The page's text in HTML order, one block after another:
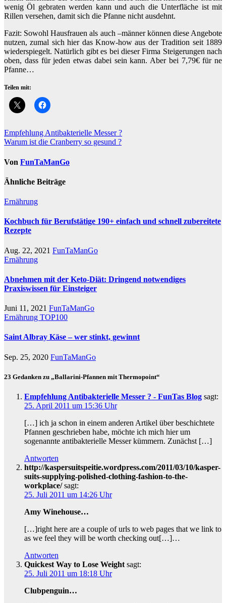
wenig Öl gebraten werden kann und auch die Unterfläche ist mit
Rillen versehen, damit sich die Pfanne nicht ausdehnt.
Fazit: Sowohl Hausfrauen als auch –männer können diese Angebote
nutzen, zumal sich hier das Know-how aus der Tradition seit 1889
wiederspiegelt. Natürlich gibt es bei dieser Firma Steigerungen nach
oben, dass für jeden etwas dabei sein kann. Aber bei 7,79€ für ne
Pfanne…
Teilen mit:
Beitragsnavigation
Empfehlung Antibakterielle Messer ?
Warum ist die Cranberry so gesund ?
Von FunTaManGo
Ähnliche Beiträge
Ernährung
Kochbuch für Berufstätige 190+ einfach und schnell zubereitete
Rezepte
Aug. 22, 2021 FunTaManGo
Ernährung
Abnehmen mit der Keto-Diät: Dringend notwendiges
Praxiswissen für Einsteiger
Juni 11, 2021 FunTaManGo
Ernährung TOP100
Saint Albray Käse – wer stinkt, gewinnt
Sep. 25, 2020 FunTaManGo
23 Gedanken zu „Ballarini-Pfannen mit Thermopoint“
Empfehlung Antibakterielle Messer ? - FunTas Blog sagt:
25. April 2011 um 15:36 Uhr
[…] ich ja schon in einem anderen Artikel über beschichtete
Pfannen geschrieben habe, möchte ich mich hier um
sogenannte antibakterielle Messer kümmern. Zunächst […]
Antworten
http://kaspersuitspeitie.wordpress.com/2011/03/10/kasper-
suits-supplying-polished-clothing-fashion-to-the-
workplace/ sagt:
25. Juli 2011 um 14:26 Uhr
Amy Winehouse…
[…]right here are a couple of urls to web pages that we link to
as we feel they will be worth checking out[…]…
Antworten
Quickest Way to Lose Weight sagt:
25. Juli 2011 um 18:18 Uhr
Clubpenguin…